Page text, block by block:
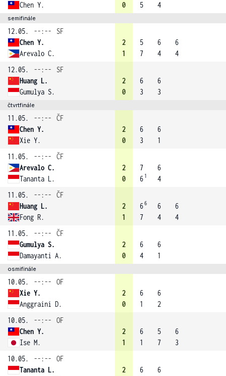
Chen Y.
0
5
4
semifinále
12.05. --:--
SF
Chen Y.
Arevalo C.
2
1
5
7
6
4
6
4
12.05.
--:--
SF
Huang L.
Gumulya S.
2
0
6
3
6
3
čtvrtfinále
11.05. --:--
ČF
Chen Y.
Xie Y.
2
0
6
3
6
1
11.05.
--:--
ČF
Arevalo C.
Tananta L.
2
0
7
6 1
6
4
11.05.
--:--
ČF
Huang L.
Fong R.
2
1
66
7
6
4
6
4
11.05.
--:--
ČF
Gumulya S.
Damayanti A.
2
0
6
4
6
1
osmifinále
10.05. --:--
OF
Xie Y.
Anggraini D.
2
0
6
1
6
2
10.05.
--:--
OF
Chen Y.
Ise M.
2
1
6
1
5
7
6
3
10.05.
--:--
OF
Tananta L.
2
6
6